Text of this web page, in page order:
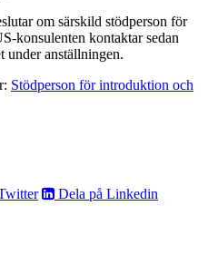
om särskild stödperson för
konsulenten kontaktar sedan
under anställningen.
Stödperson för introduktion och
Dela på Linkedin